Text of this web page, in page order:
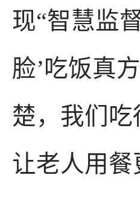
现“智慧监
脸’吃饭真
楚，我们
让老人用餐